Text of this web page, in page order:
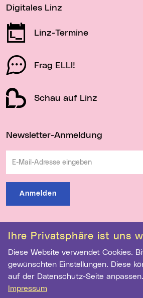
Ihre Privatsphäre ist uns
Diese Website verwendet Cookies. Bitte wählen Sie Ihre
gewünschten Einstellungen. Diese
auf der Datenschutz-Seite anpassen.
Impressum
Digitales Linz
Linz-Termine
Frag ELLI!
Schau auf Linz
Newsletter-Anmeldung
Anmelden
Kontakt Hilfe Sitemap
Datenschutz